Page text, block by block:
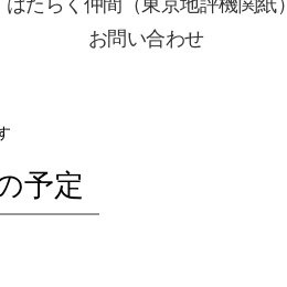
はたらく仲間（東京地評機関紙）
お問い合わせ
予定